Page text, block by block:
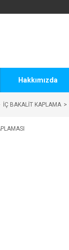
Hakkımızda
İÇ BAKALİT KAPLAMA